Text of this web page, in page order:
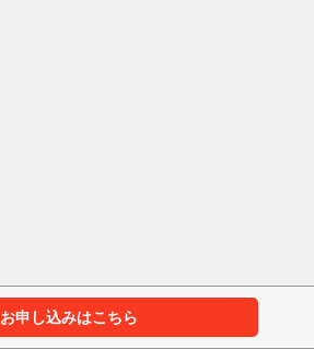
お申し込みはこちら